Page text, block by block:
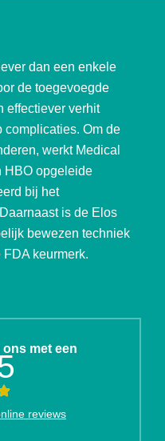
met een
reviews
dan een enkele
de toegevoegde
effectiever verhit
complicaties. Om de
werkt Medical
HBO opgeleide
bij het
is de Elos
bewezen techniek
keurmerk.